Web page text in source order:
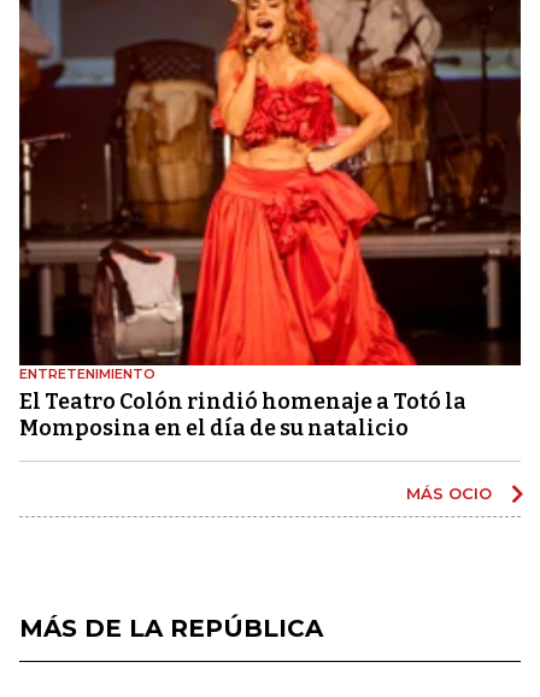
ENTRETENIMIENTO
El Teatro Colón rindió homenaje a Totó la
Momposina en el día de su natalicio
MÁS OCIO
MÁS DE LA REPÚBLICA